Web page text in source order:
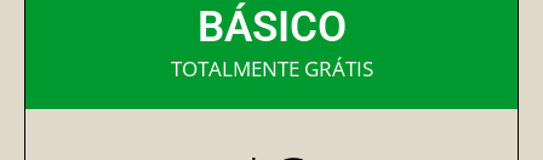
BÁSICO
TOTALMENTE GRÁTIS